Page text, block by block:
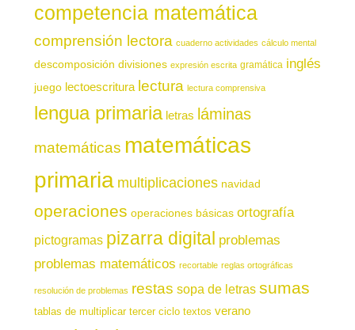
competencia matemática
comprensión lectora cuaderno actividades cálculo mental
descomposición divisiones expresión escrita gramática inglés
juego lectoescritura lectura lectura comprensiva
lengua primaria letras láminas
matemáticas matemáticas
primaria multiplicaciones navidad
operaciones operaciones básicas ortografía
pictogramas pizarra digital problemas
problemas matemáticos recortable reglas ortográficas
resolución de problemas restas sopa de letras sumas
tablas de multiplicar tercer ciclo textos verano